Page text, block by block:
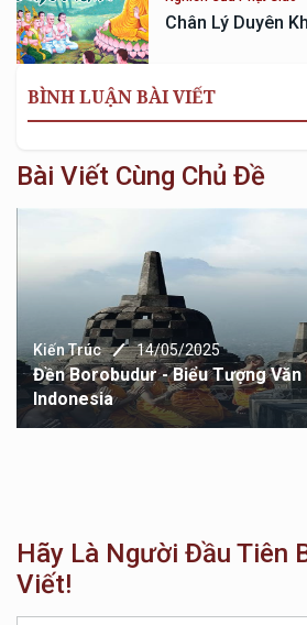
Chân Lý Duyên
BÌNH LUẬN BÀI VIẾT
Bài Viết Cùng Chủ Đề
Kiến Trúc 14/05/2025
Đền Borobudur - Biểu Tượng Văn
Indonesia
Hãy Là Người Đầu Tiên
Viết!